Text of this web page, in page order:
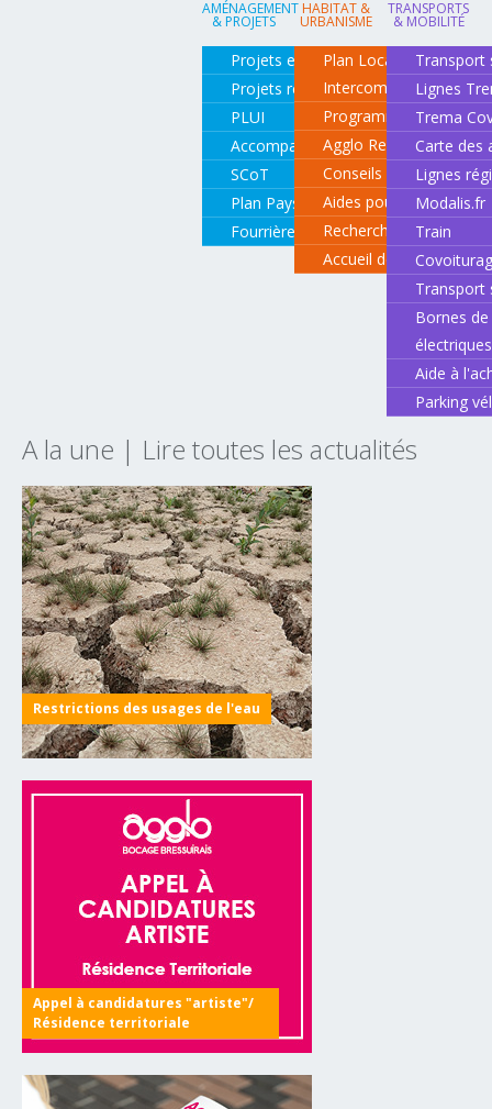
AMÉNAGEMENT
& PROJETS
Projets en cours
Projets réalisés
PLUI
Accompagnement de projets
SCoT
Plan Paysage
Fourrière animale
HABITAT &
URBANISME
Plan Local d'Urbanisme
Intercommunal
Programme local de
Agglo Renov
Conseils pour rénover
Aides pour rénover
Recherche d'un
Accueil des gens du
TRANSPORTS
& MOBILITÉ
Transport
Lignes
Trema
Carte des
Lignes
Modalis.fr
Train
Transport
Bornes
électriques
Aide à
Parking
A la une | Lire toutes les actualités
Restrictions des usages de l'eau
Appel à candidatures "artiste"/
Résidence territoriale